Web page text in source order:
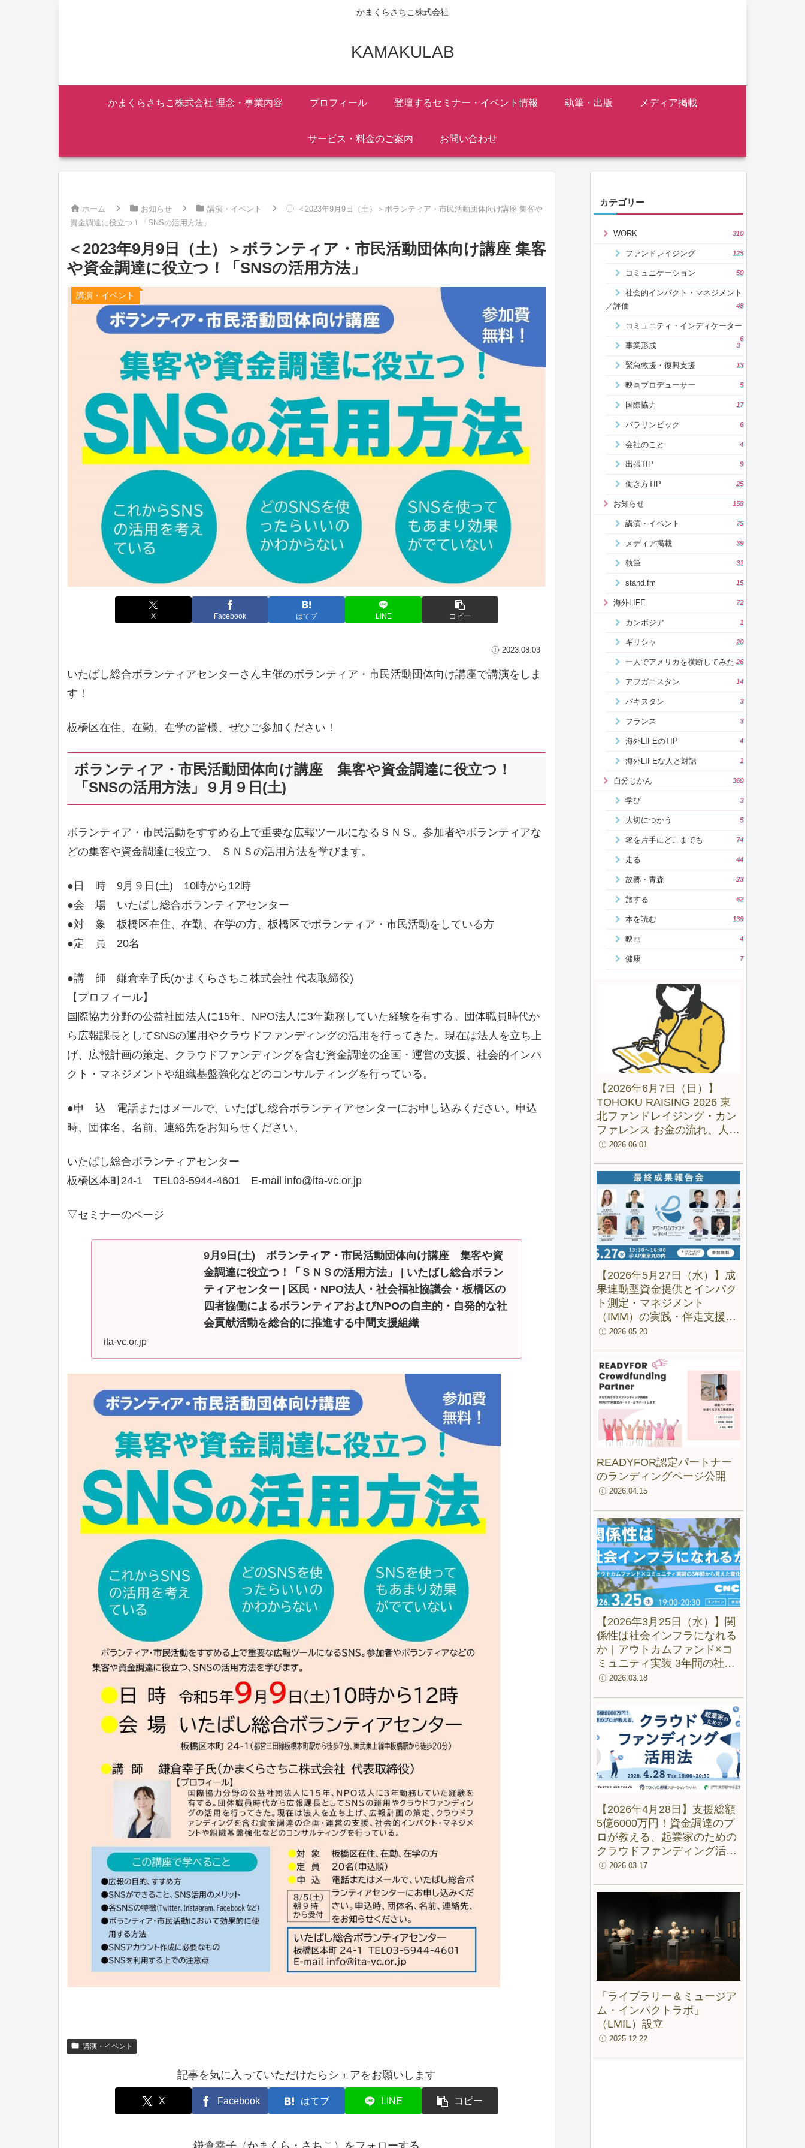
かまくらさちこ株式会社
KAMAKULAB
かまくらさちこ株式会社 理念・事業内容 プロフィール 登壇するセミナー・イベント情報 執筆・出版 メディア掲載
サービス・料金のご案内 お問い合わせ
ホーム お知らせ 講演・イベント
＜2023年9月9日（土）＞ボランティア・市民活動団体向け講座 集客や
資金調達に役立つ！「SNSの活用方法」
＜2023年9月9日（土）＞ボランティア・市民活動団体向け講座 集客
や資金調達に役立つ！「SNSの活用方法」
講演・イベント
X Facebook はてブ LINE コピー
2023.08.03
いたばし総合ボランティアセンターさん主催のボランティア・市民活動団体向け講座で講演をしま
す！
板橋区在住、在勤、在学の皆様、ぜひご参加ください！
ボランティア・市民活動団体向け講座 集客や資金調達に役立つ！
「SNSの活用方法」９月９日(土)
ボランティア・市民活動をすすめる上で重要な広報ツールになるＳＮＳ。参加者やボランティアな
どの集客や資金調達に役立つ、 ＳＮＳの活用方法を学びます。
●日 時 9月９日(土) 10時から12時
●会 場 いたばし総合ボランティアセンター
●対 象 板橋区在住、在勤、在学の方、板橋区でボランティア・市民活動をしている方
●定 員 20名
●講 師 鎌倉幸子氏(かまくらさちこ株式会社 代表取締役)
【プロフィール】
国際協力分野の公益社団法人に15年、NPO法人に3年勤務していた経験を有する。団体職員時代か
ら広報課長としてSNSの運用やクラウドファンディングの活用を行ってきた。現在は法人を立ち上
げ、広報計画の策定、クラウドファンディングを含む資金調達の企画・運営の支援、社会的インパ
クト・マネジメントや組織基盤強化などのコンサルティングを行っている。
●申 込 電話またはメールで、いたばし総合ボランティアセンターにお申し込みください。申込
時、団体名、名前、連絡先をお知らせください。
いたばし総合ボランティアセンター
板橋区本町24-1 TEL03-5944-4601 E-mail info@ita-vc.or.jp
▽セミナーのページ
9月9日(土) ボランティア・市民活動団体向け講座 集客や資
金調達に役立つ！「ＳＮＳの活用方法」 | いたばし総合ボラン
ティアセンター | 区民・NPO法人・社会福祉協議会・板橋区の
四者協働によるボランティアおよびNPOの自主的・自発的な社
会貢献活動を総合的に推進する中間支援組織
ita-vc.or.jp
講演・イベント
記事を気に入っていただけたらシェアをお願いします
X Facebook はてブ LINE コピー
カテゴリー
WORK 310
ファンドレイジング 125
コミュニケーション 50
社会的インパクト・マネジメント
／評価
48
コミュニティ・インディケーター
6
事業形成 3
緊急救援・復興支援 13
映画プロデューサー 5
国際協力 17
パラリンピック 6
会社のこと 4
出張TIP 9
働き方TIP 25
お知らせ 158
講演・イベント 75
メディア掲載 39
執筆 31
stand.fm 15
海外LIFE 72
カンボジア 1
ギリシャ 20
一人でアメリカを横断してみた 26
アフガニスタン 14
パキスタン 3
フランス 3
海外LIFEのTIP 4
海外LIFEな人と対話 1
自分じかん 360
学び 3
大切につかう 5
箸を片手にどこまでも 74
走る 44
故郷・青森 23
旅する 62
本を読む 139
映画 4
健康 7
【2026年6月7日（日）】
TOHOKU RAISING 2026 東
北ファンドレイジング・カン
ファレンス お金の流れ、人の
流れ、地域の未来をつくる
2026.06.01
【2026年5月27日（水）】成
果連動型資金提供とインパク
ト測定・マネジメント
（IMM）の実践・伴走支援の
成果と可能性ー 「アウトカム
2026.05.20
READYFOR認定パートナー
のランディングページ公開
2026.04.15
【2026年3月25日（水）】関
係性は社会インフラになれる
か｜アウトカムファンド×コ
ミュニティ実装 3年間の社会
実験から見えた変化
2026.03.18
【2026年4月28日】支援総額
5億6000万円！資金調達のプ
ロが教える、起業家のための
クラウドファンディング活用
法【録画配信あり】
2026.03.17
「ライブラリー＆ミュージア
ム・インパクトラボ」
（LMIL）設立
2025.12.22